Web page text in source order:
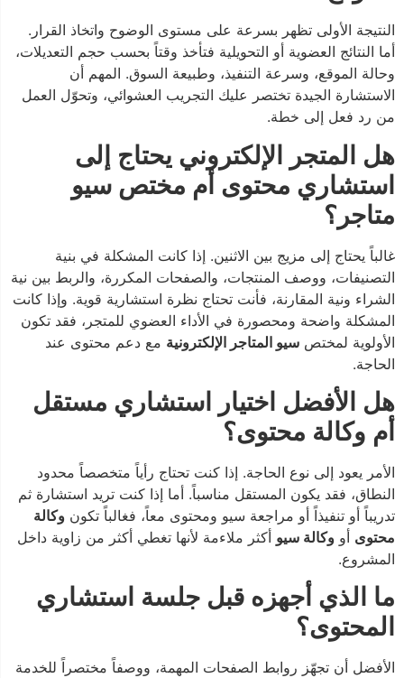
النتيجة الأولى تظهر بسرعة على مستوى الوضوح واتخاذ القرار.
أما النتائج العضوية أو التحويلية فتأخذ وقتاً بحسب حجم التعديلات،
وحالة الموقع، وسرعة التنفيذ، وطبيعة السوق. المهم أن
الاستشارة الجيدة تختصر عليك التجريب العشوائي، وتحوّل العمل
من رد فعل إلى خطة.
هل المتجر الإلكتروني يحتاج إلى
استشاري محتوى أم مختص سيو
متاجر؟
غالباً يحتاج إلى مزيج بين الاثنين. إذا كانت المشكلة في بنية
التصنيفات، ووصف المنتجات، والصفحات المكررة، والربط بين نية
الشراء ونية المقارنة، فأنت تحتاج نظرة استشارية قوية. وإذا كانت
المشكلة واضحة ومحصورة في الأداء العضوي للمتجر، فقد تكون
الأولوية لمختص سيو المتاجر الإلكترونيةمع دعم محتوى عند
الحاجة.
هل الأفضل اختيار استشاري مستقل
أم وكالة محتوى؟
الأمر يعود إلى نوع الحاجة. إذا كنت تحتاج رأياً متخصصاً محدود
النطاق، فقد يكون المستقل مناسباً. أما إذا كنت تريد استشارة ثم
تدريباً أو تنفيذاً أو مراجعة سيو ومحتوى معاً، فغالباً تكون وكالة
محتوىأو وكالة سيوأكثر ملاءمة لأنها تغطي أكثر من زاوية داخل
المشروع.
ما الذي أجهزه قبل جلسة استشاري
المحتوى؟
الأفضل أن تجهّز روابط الصفحات المهمة، ووصفاً مختصراً للخدمة